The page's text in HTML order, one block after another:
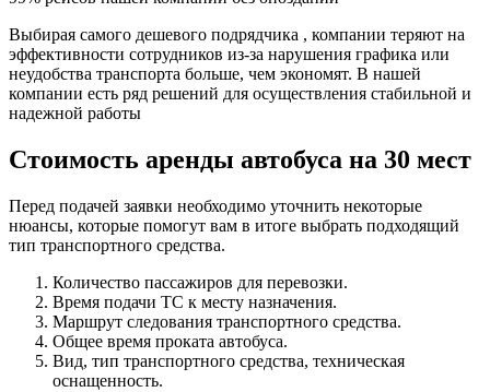
Выбирая самого дешевого подрядчика , компании теряют на
эффективности сотрудников из-за нарушения графика или
неудобства транспорта больше, чем экономят. В нашей
компании есть ряд решений для осуществления стабильной и
надежной работы
Стоимость аренды автобуса на 30 мест
Перед подачей заявки необходимо уточнить некоторые
нюансы, которые помогут вам в итоге выбрать подходящий
тип транспортного средства.
Количество пассажиров для перевозки.
Время подачи ТС к месту назначения.
Маршрут следования транспортного средства.
Общее время проката автобуса.
Вид, тип транспортного средства, техническая
оснащенность.